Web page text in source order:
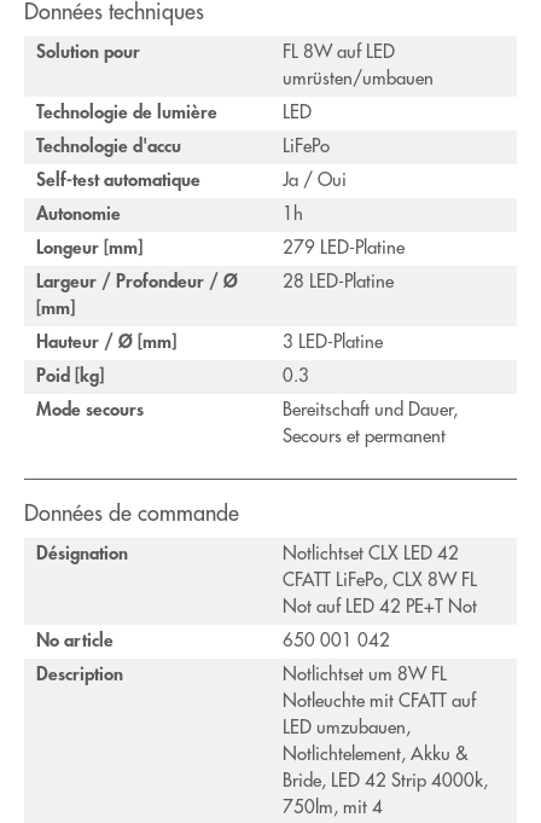
Données techniques
Solution pour
FL 8W auf LED
umrüsten/umbauen
Technologie de lumière
LED
Technologie d'accu
LiFePo
Self-test automatique
Ja / Oui
Autonomie
1h
Longeur [mm]
279 LED-Platine
Largeur / Profondeur / Ø
[mm]
28 LED-Platine
Hauteur / Ø [mm]
3 LED-Platine
Poid [kg]
0.3
Mode secours
Bereitschaft und Dauer,
Secours et permanent
Données de commande
Désignation
Notlichtset CLX LED 42
CFATT LiFePo, CLX 8W FL
Not auf LED 42 PE+T Not
No article
650 001 042
Description
Notlichtset um 8W FL
Notleuchte mit CFATT auf
LED umzubauen,
Notlichtelement, Akku &
Bride, LED 42 Strip 4000k,
750lm, mit 4